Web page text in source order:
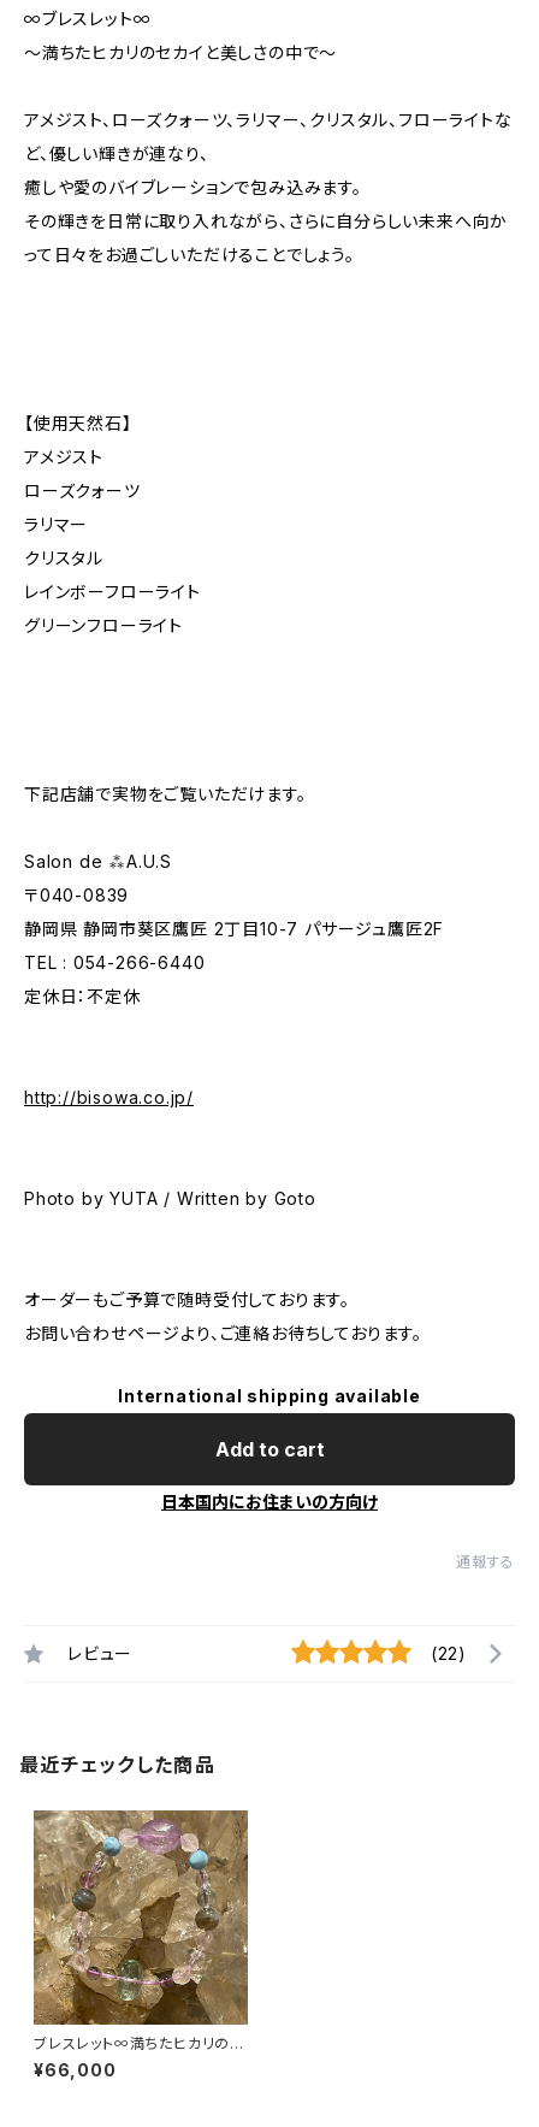
∞ブレスレット∞
〜満ちたヒカリのセカイと美しさの中で〜
アメジスト、ローズクォーツ、ラリマー、クリスタル、フローライトな
ど、優しい輝きが連なり、
癒しや愛のバイブレーションで包み込みます。
その輝きを日常に取り入れながら、さらに自分らしい未来へ向か
って日々をお過ごしいただけることでしょう。
【使用天然石】
アメジスト
ローズクォーツ
ラリマー
クリスタル
レインボーフローライト
グリーンフローライト
下記店舗で実物をご覧いただけます。
Salon de ⁂A.U.S
〒040-0839
静岡県 静岡市葵区鷹匠 2丁目10-7 パサージュ鷹匠2F
TEL : 054-266-6440
定休日：不定休
http://bisowa.co.jp/
Photo by YUTA / Written by Goto
オーダーもご予算で随時受付しております。
お問い合わせページより、ご連絡お待ちしております。
International shipping available
Add to cart
日本国内にお住まいの方向け
通報する
レビュー (22)
最近チェックした商品
ブレスレット∞満ちたヒカリのセ
カイと美しさの中で∞
¥66,000